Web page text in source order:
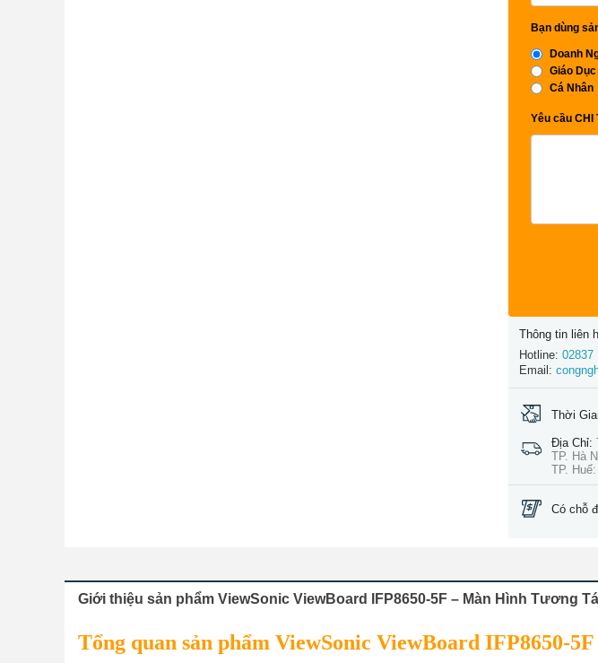
Bạn dùng
Doanh
Giáo Dục
Cá Nhân
Yêu cầu CHI
Thông tin liên
Hotline: 02837
Email:
Thời
Địa Chỉ:
TP. Hà
TP.
Có chỗ
Giới thiệu sản phẩm ViewSonic ViewBoard IFP8650-5F – Màn Hình Tương
Tổng quan sản phẩm ViewSonic ViewBoard IFP8650-5F